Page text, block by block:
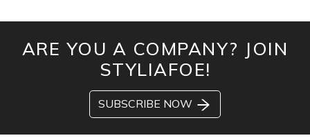
ARE YOU A COMPANY? JOIN
STYLIAFOE!
SUBSCRIBE NOW